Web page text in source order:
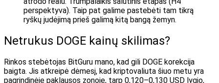
perspektyva). Taip pat galime pastebėti tam tikrą
ryškų judėjimą prieš galimą kitą bangą žemyn.
Netrukus DOGE kainų skilimas?
Rinkos stebėtojas BitGuru mano, kad gili DOGE korekcija
baigta. Jis atkreipė dėmesį, kad kriptovaliuta šiuo metu yra
pagrindinėje paklausos zonoje, tarp 0,120–0,130 USD lygio,